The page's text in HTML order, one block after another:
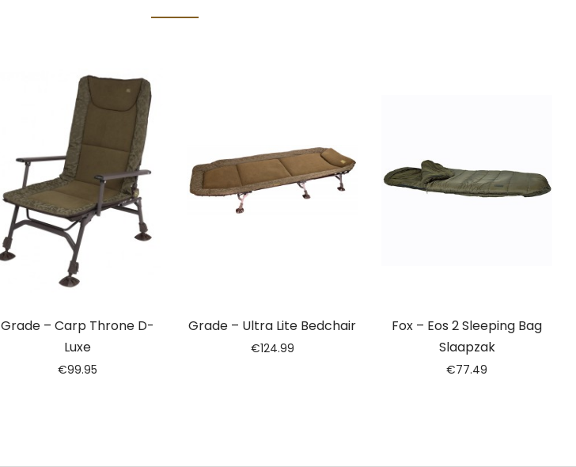
Grade – Carp Throne D-
Luxe
€99.95
Grade – Ultra Lite Bedchair
€124.99
Fox – Eos 2 Sleeping Bag
Slaapzak
€77.49